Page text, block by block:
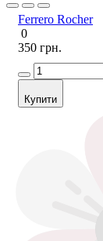
Ferrero Rocher
0
350 грн.
Купити